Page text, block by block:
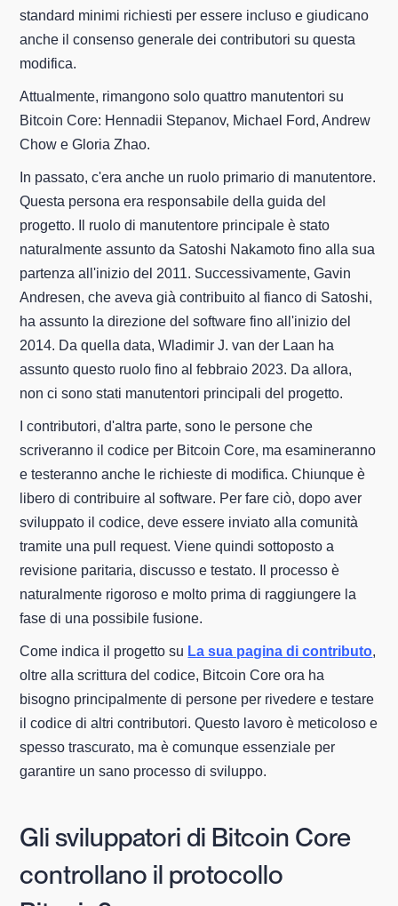
standard minimi richiesti per essere incluso e giudicano
anche il consenso generale dei contributori su questa
modifica.
Attualmente, rimangono solo quattro manutentori su
Bitcoin Core: Hennadii Stepanov, Michael Ford, Andrew
Chow e Gloria Zhao.
In passato, c'era anche un ruolo primario di manutentore.
Questa persona era responsabile della guida del
progetto. Il ruolo di manutentore principale è stato
naturalmente assunto da Satoshi Nakamoto fino alla sua
partenza all'inizio del 2011. Successivamente, Gavin
Andresen, che aveva già contribuito al fianco di Satoshi,
ha assunto la direzione del software fino all'inizio del
2014. Da quella data, Wladimir J. van der Laan ha
assunto questo ruolo fino al febbraio 2023. Da allora,
non ci sono stati manutentori principali del progetto.
I contributori, d'altra parte, sono le persone che
scriveranno il codice per Bitcoin Core, ma esamineranno
e testeranno anche le richieste di modifica. Chiunque è
libero di contribuire al software. Per fare ciò, dopo aver
sviluppato il codice, deve essere inviato alla comunità
tramite una pull request. Viene quindi sottoposto a
revisione paritaria, discusso e testato. Il processo è
naturalmente rigoroso e molto prima di raggiungere la
fase di una possibile fusione.
Come indica il progetto su La sua pagina di contributo,
oltre alla scrittura del codice, Bitcoin Core ora ha
bisogno principalmente di persone per rivedere e testare
il codice di altri contributori. Questo lavoro è meticoloso e
spesso trascurato, ma è comunque essenziale per
garantire un sano processo di sviluppo.
Gli sviluppatori di Bitcoin Core
controllano il protocollo